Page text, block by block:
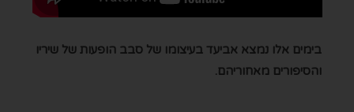
בימים אלו נמצא אביעד בעיצומו של סבב הופעות של שיריו
והסיפורים מאחוריהם.